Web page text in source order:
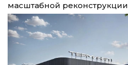
масштабной реконструкции